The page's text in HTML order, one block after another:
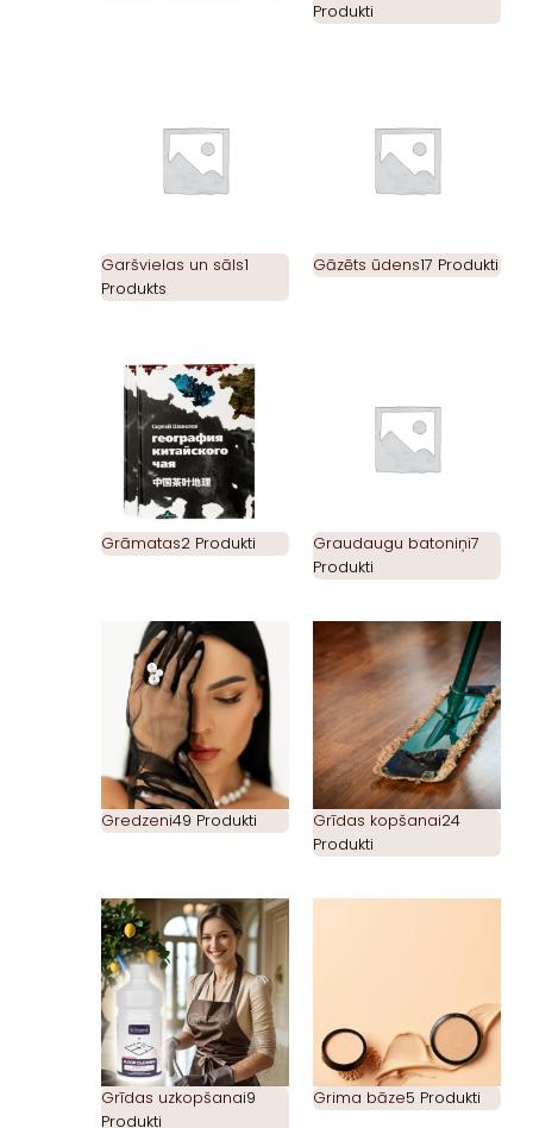
Produkti
Garšvielas un sāls1
Produkts
Gāzēts ūdens17 Produkti
Grāmatas2 Produkti Graudaugu batoniņi7
Produkti
Gredzeni49 Produkti Grīdas kopšanai24
Produkti
Grīdas uzkopšanai9
Produkti
Grima bāze5 Produkti